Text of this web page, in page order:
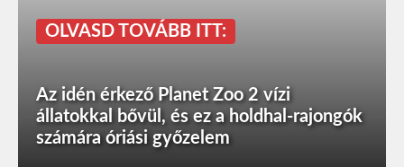
OLVASD TOVÁBB ITT:
Az idén érkező Planet Zoo 2 vízi
állatokkal bővül, és ez a holdhal-rajongók
számára óriási győzelem